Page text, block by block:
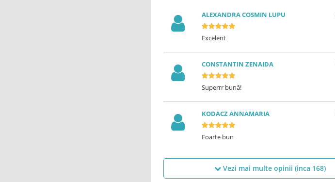
ALEXANDRA COSMIN LUPU
Excelent
CONSTANTIN ZENAIDA
Superrr bună!
KODACZ ANNAMARIA
Foarte bun
Vezi mai multe opinii (inca 168)